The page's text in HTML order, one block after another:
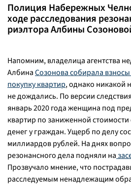
Полиция Набережных
ходе расследования
риэлтора Албины
Напомним, владелица агентства
АлбинаСозонова собирала
покупку квартир, однако никакой
не дождались. По версии
январь 2020 года женщина под
квартир по заниженной
денег у граждан. Ущерб по делу
миллиардов рублей. На днях
резонансного дела подняли на
Прозвучало мнение, что
расследуемым ненадлежащим